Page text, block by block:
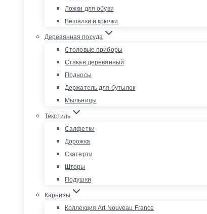
Ложки для обуви
Вешалки и крючки
Деревянная посуда
Столовые приборы
Стакан деревянный
Подносы
Держатель для бутылок
Мыльницы
Текстиль
Салфетки
Дорожка
Скатерти
Шторы
Подушки
Карнизы
Коллекция Art Nouveau France